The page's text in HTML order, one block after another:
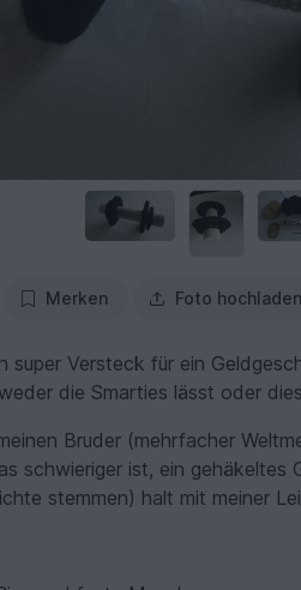
Merken Foto hochladen
super Versteck für ein
die Smarties lässt oder
Bruder (mehrfacher
schwieriger ist, ein gehäkeltes
stemmen) halt mit meiner